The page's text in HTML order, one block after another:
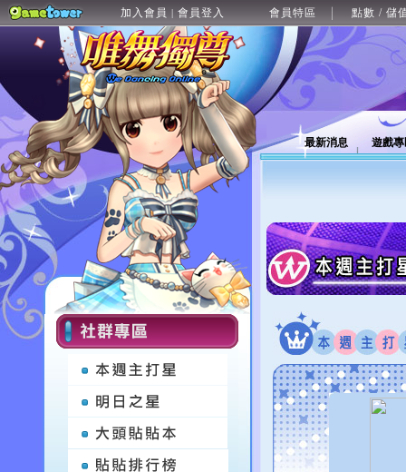
加入會員 | 會員登入 會員特區 點數 / 儲
最新消息 遊戲